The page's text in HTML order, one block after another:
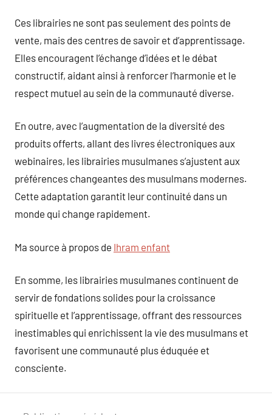
Ces librairies ne sont pas seulement des points de
vente, mais des centres de savoir et d’apprentissage.
Elles encouragent l’échange d’idées et le débat
constructif, aidant ainsi à renforcer l’harmonie et le
respect mutuel au sein de la communauté diverse.
En outre, avec l’augmentation de la diversité des
produits offerts, allant des livres électroniques aux
webinaires, les librairies musulmanes s’ajustent aux
préférences changeantes des musulmans modernes.
Cette adaptation garantit leur continuité dans un
monde qui change rapidement.
Ma source à propos de Ihram enfant
En somme, les librairies musulmanes continuent de
servir de fondations solides pour la croissance
spirituelle et l’apprentissage, offrant des ressources
inestimables qui enrichissent la vie des musulmans et
favorisent une communauté plus éduquée et
consciente.